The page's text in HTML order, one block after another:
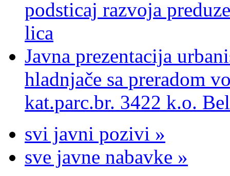
podsticaj razvoja
lica
Javna prezentacija
hladnjače sa preradom
kat.parc.br. 3422 k.o.
svi javni pozivi »
sve javne nabavke »